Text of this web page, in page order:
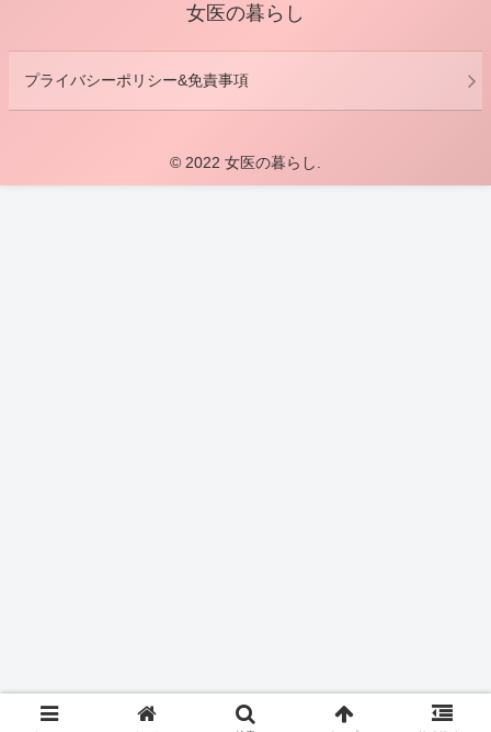
女医の暮らし
プライバシーポリシー&免責事項
© 2022 女医の暮らし.